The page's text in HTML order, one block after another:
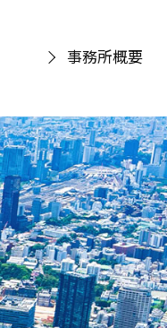
事務所概要